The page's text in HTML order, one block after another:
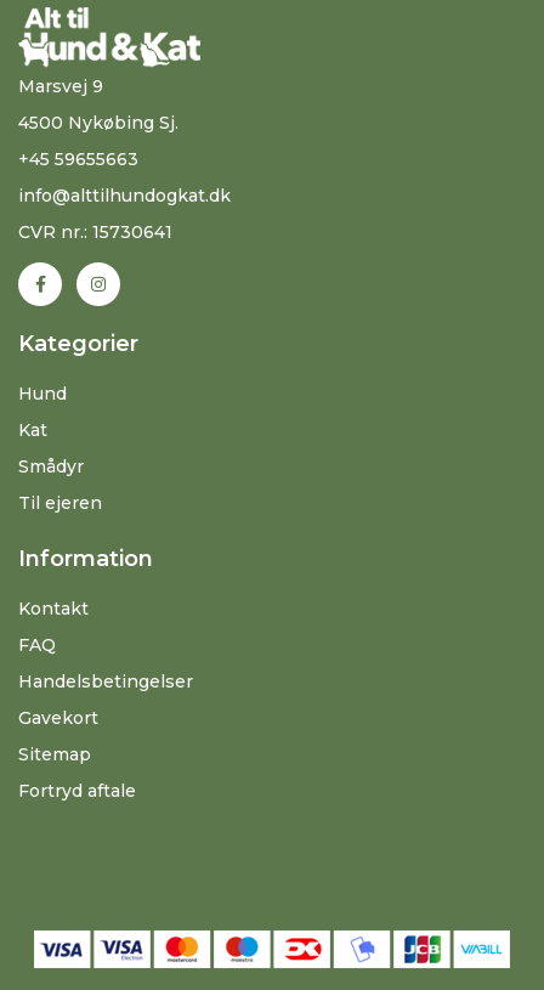
Marsvej 9
4500 Nykøbing Sj.
+45 59655663
info@alttilhundogkat.dk
CVR nr.: 15730641
Kategorier
Hund
Kat
Smådyr
Til ejeren
Information
Kontakt
FAQ
Handelsbetingelser
Gavekort
Sitemap
Fortryd aftale